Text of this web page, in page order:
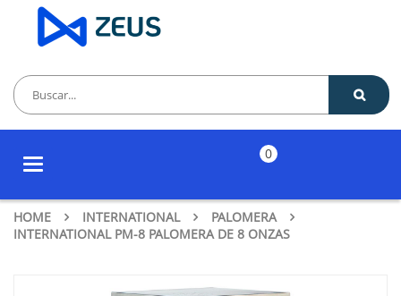
Toggle
0
HOME INTERNATIONAL
PALOMERA
INTERNATIONAL PM-8 PALOMERA DE 8 ONZAS